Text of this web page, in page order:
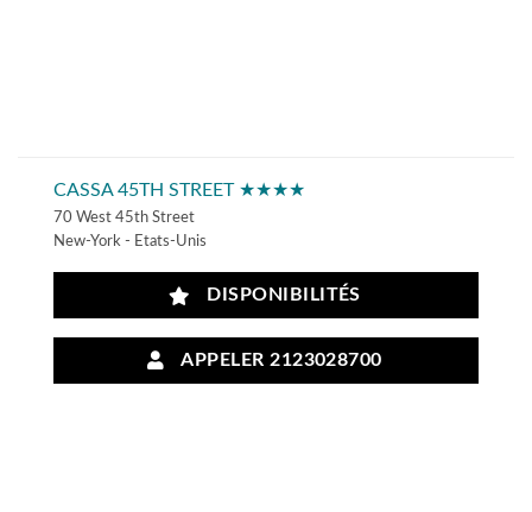
CASSA 45TH STREET ★★★★
70 West 45th Street
New-York - Etats-Unis
DISPONIBILITÉS
APPELER 2123028700